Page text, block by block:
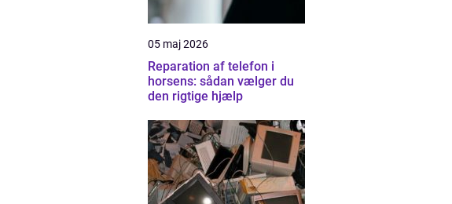
05 maj 2026
Reparation af telefon i
horsens: sådan vælger du
den rigtige hjælp